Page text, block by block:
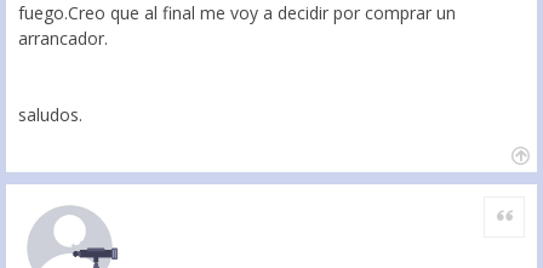
fuego.Creo que al final me voy a decidir por comprar un
arrancador.
saludos.
Citar